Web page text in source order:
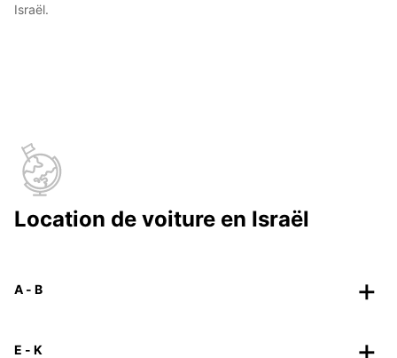
Israël.
Location de voiture en Israël
A - B
E - K